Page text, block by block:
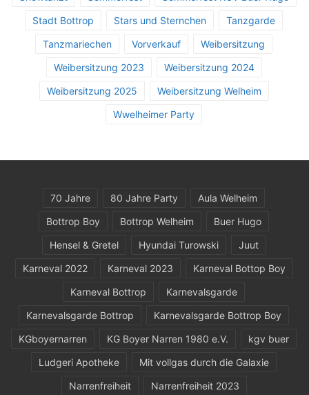
Stadt Bottrop
Stars und Sternchen
Tanzgarde
Tanzmariechen
Vorverkauf
Weibersitzung
Weibersitzung 2023
Weibersitzung 2024
Weibersitzung 2025
Weibersitzung Welheim
Wwelheimer Party
70 Jahre 80 Jahre Party
Aula Welheim
Bottrop Boy
Bottrop Welheim
Buer Hugo
Hensel & Gretel
Hyundai Turowski
Juut
Karneval 2022
Karneval 2023
Karneval Bottop Boy
Karneval Bottrop
Karnevalsgarde
Karnevalsgarde Bottrop
Karnevalsgarde Bottrop Boy
KGboyernarren
KG Boyer Narren 1980 e.V.
kgv buer
Ludgeri Apotheke
Mit vollgas durch die Galaxie
Narrenfreiheit
Narrenfreiheit 2023